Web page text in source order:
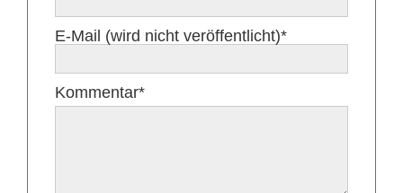
Pflichtfeld
E-Mail (wird nicht veröffentlicht)*
Pflichtfeld
Kommentar*